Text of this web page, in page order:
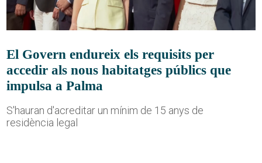
El Govern endureix els requisits per
accedir als nous habitatges públics que
impulsa a Palma
S'hauran d'acreditar un mínim de 15 anys de
residència legal